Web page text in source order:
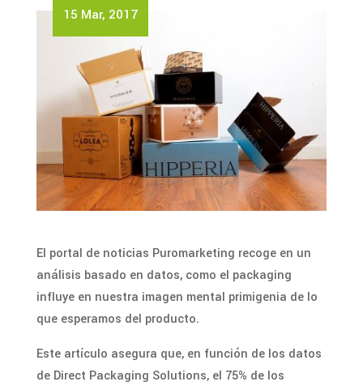
15 Mar, 2017
El portal de noticias Puromarketing recoge en un
análisis basado en datos, como el packaging
influye en nuestra imagen mental primigenia de lo
que esperamos del producto.
Este artículo asegura que, en función de los datos
de Direct Packaging Solutions, el 75% de los